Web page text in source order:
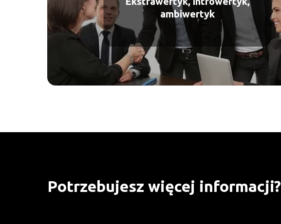
ambiwertyk
Potrzebujesz więcej informacji?